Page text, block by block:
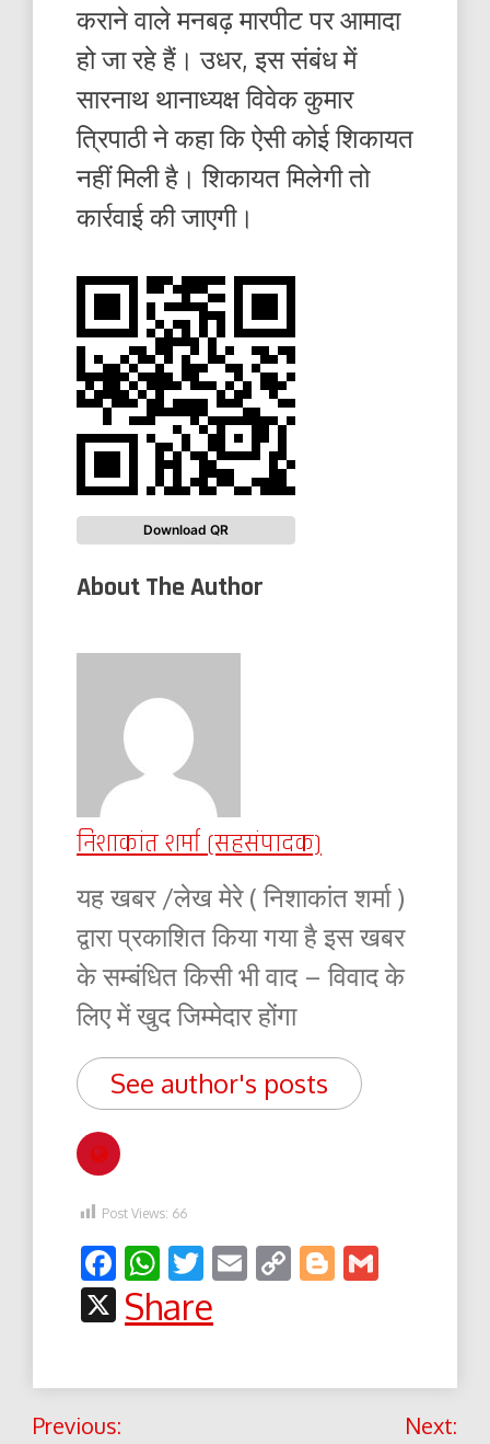
कराने वाले मनबढ़ मारपीट पर आमादा
हो जा रहे हैं। उधर, इस संबंध में
सारनाथ थानाध्यक्ष विवेक कुमार
त्रिपाठी ने कहा कि ऐसी कोई शिकायत
नहीं मिली है। शिकायत मिलेगी तो
कार्रवाई की जाएगी।
Download QR
About The Author
निशाकांत शर्मा (सहसंपादक)
यह खबर /लेख मेरे ( निशाकांत शर्मा )
द्वारा प्रकाशित किया गया है इस खबर
के सम्बंधित किसी भी वाद – विवाद के
लिए में खुद जिम्मेदार होंगा
See author's posts
Post Views: 66
Facebook
WhatsApp
Twitter
EmailCopyBlogger
X
Share
Post
Previous: Next: